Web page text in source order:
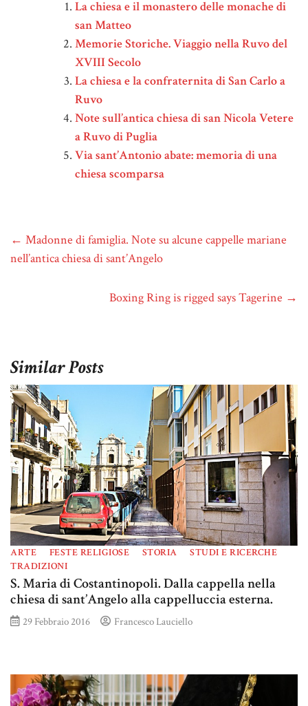
La chiesa e il monastero delle monache di
san Matteo
Memorie Storiche. Viaggio nella Ruvo del
XVIII Secolo
La chiesa e la confraternita di San Carlo a
Ruvo
Note sull’antica chiesa di san Nicola Vetere
a Ruvo di Puglia
Via sant’Antonio abate: memoria di una
chiesa scomparsa
← Madonne di famiglia. Note su alcune cappelle mariane
nell’antica chiesa di sant’Angelo
Boxing Ring is rigged says Tagerine →
Similar Posts
ARTE FESTE RELIGIOSE STORIA
STUDI E RICERCHE
TRADIZIONI
S. Maria di Costantinopoli. Dalla cappella nella
chiesa di sant’Angelo alla cappelluccia esterna.
29 Febbraio 2016 Francesco Lauciello